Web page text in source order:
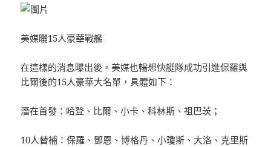
美媒曬15人豪華戰艦
在這樣的消息曝出後，美媒也暢想快艇隊成功引進保羅與
比爾後的15人豪華大名單，具體如下：
潛在首發：哈登、比爾、小卡、科林斯、祖巴茨；
10人替補：保羅、鄧恩、博格丹、小瓊斯、大洛、克里斯